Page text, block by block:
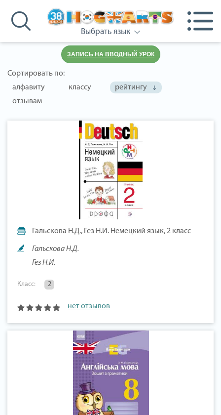
Выбрать язык
ЗАПИСЬ НА ВВОДНЫЙ УРОК
Сортировать по:
алфавиту
классу
рейтингу
отзывам
Гальскова Н.Д., Гез Н.И. Немецкий язык, 2 класс
Гальскова Н.Д.
Гез Н.И.
Класс: 2
нет отзывов